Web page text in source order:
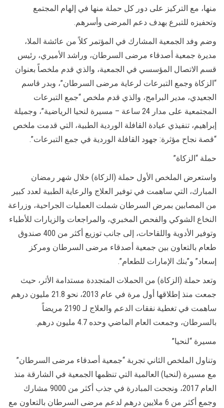
منها، مع التركيز على دور كل حملة منها في إلهام المجتمع
وتحفيزه للتبرع بهدف دعم المرضى وأسرهم.
وضم وفد الجمعية المشارك في المؤتمر كلاً من عائشة الملا،
مديرة جمعية أصدقاء مرضى السرطان، وراشد الأميري، رئيس
قسم الاتصال المؤسسي في الجمعية، والذي قدم ملخصاً بعنوان
“الزكاة وجمع التبرعات لرعاية مرضى السرطان”، وبدر قاسم
الجعيدي، مدير البرامج، والذي قدم ملخص “جمع التبرعات
المجتمعية على مدار 24 ساعة – مسيرة لنحيا الرياضية”، وجميلة
إبراهيم، تنفيذي عيادة القافلة الوردية الطبية، التي قدمت ملخص
“قصة نجاح مؤثرة: جهود القافلة الوردية في جمع التبرعات”.
حملة “الزكاة”
واستعرض الملخص الأول حملة (الزكاة) خلال شهر رمضان
المبارك، التي ساهمت في توفير العلاج والرعاية الطبية لعدد كبير
من المصابين بمرض السرطان شملت العمليات الجراحية، وزراعة
النخاع الشوكي والفحص المخبري، والمراجعات والزيارات للأطباء
وتوفير الأدوية واللقاحات، إلى جانب توزيع أكثر من 400 صندوق
طعام بالتعاون بين جمعية أصدقاء مرضى السرطان ومركز
إسعاد” و”بنك الإمارات للطعام”.
وتعد حملة (الزكاة) من الحملات المتجددة مستدامة الأثر، حيث
جمعت منذ إطلاقها أول مرة في عام 2013، نحو 21.8 مليون درهم
ساهمت في تغطية نفقات الدعم والعلاج لـ 2190 مريضاً
بالسرطان، وجمعت العام الماضي وحده 4.7 مليون درهم.
مسيرة “لنحيا”
وتناول الملخص الثاني تجربة “جمعية أصدقاء مرضى السرطان”
مع مسيرة (لنحيا) العالمية التي تنظمها الجمعية في الشارقة منذ
العام 2017، ونجحت المبادرة في جذب أكثر من 9000 مشارك
وجمع أكثر من 6 ملايين درهم لدعم مرضى السرطان بالتعاون مع